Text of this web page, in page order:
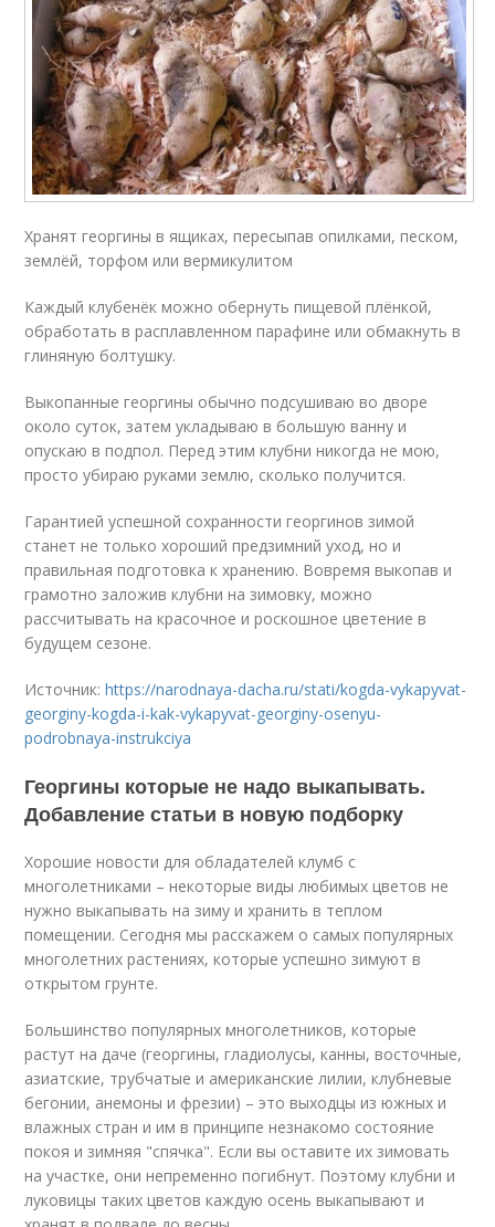
Хранят георгины в ящиках, пересыпав опилками, песком,
землёй, торфом или вермикулитом
Каждый клубенёк можно обернуть пищевой плёнкой,
обработать в расплавленном парафине или обмакнуть в
глиняную болтушку.
Выкопанные георгины обычно подсушиваю во дворе
около суток, затем укладываю в большую ванну и
опускаю в подпол. Перед этим клубни никогда не мою,
просто убираю руками землю, сколько получится.
Гарантией успешной сохранности георгинов зимой
станет не только хороший предзимний уход, но и
правильная подготовка к хранению. Вовремя выкопав и
грамотно заложив клубни на зимовку, можно
рассчитывать на красочное и роскошное цветение в
будущем сезоне.
Источник:https://narodnaya-dacha.ru/stati/kogda-vykapyvat-
georginy-kogda-i-kak-vykapyvat-georginy-osenyu-
podrobnaya-instrukciya
Георгины которые не надо выкапывать.
Добавление статьи в новую подборку
Хорошие новости для обладателей клумб с
многолетниками – некоторые виды любимых цветов не
нужно выкапывать на зиму и хранить в теплом
помещении. Сегодня мы расскажем о самых популярных
многолетних растениях, которые успешно зимуют в
открытом грунте.
Большинство популярных многолетников, которые
растут на даче (георгины, гладиолусы, канны, восточные,
азиатские, трубчатые и американские лилии, клубневые
бегонии, анемоны и фрезии) – это выходцы из южных и
влажных стран и им в принципе незнакомо состояние
покоя и зимняя "спячка". Если вы оставите их зимовать
на участке, они непременно погибнут. Поэтому клубни и
луковицы таких цветов каждую осень выкапывают и